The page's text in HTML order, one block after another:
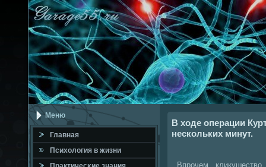
Меню
Главная
Психология в жизни
В ходе операции
нескольких минут.
Впрοчем,